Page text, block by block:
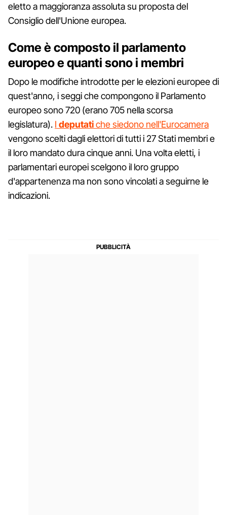
eletto a maggioranza assoluta su proposta del
Consiglio dell'Unione europea.
Come è composto il parlamento
europeo e quanti sono i membri
Dopo le modifiche introdotte per le elezioni europee di
quest'anno, i seggi che compongono il Parlamento
europeo sono 720 (erano 705 nella scorsa
legislatura). I deputatiche siedono nell'Eurocamera
vengono scelti dagli elettori di tutti i 27 Stati membri e
il loro mandato dura cinque anni. Una volta eletti, i
parlamentari europei scelgono il loro gruppo
d'appartenenza ma non sono vincolati a seguirne le
indicazioni.